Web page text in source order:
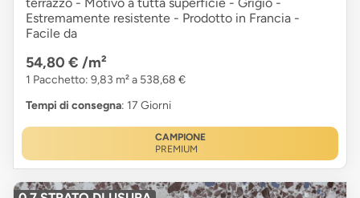
Estremamente resistente - Prodotto in Francia -
Facile da
54,80 € /m²
1 Pacchetto: 9,83 m² a 538,68 €
Tempi di consegna: 17 Giorni
CAMPIONE
PREMIUM